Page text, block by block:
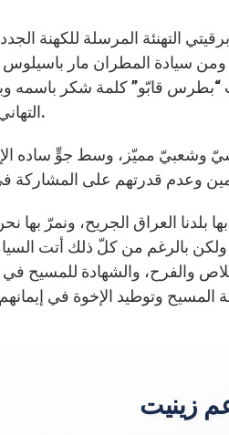
التهنئة المرسلة للكهنة
ومن سيادة المطران مار
“بطرس قابّو” كلمة شكر باسمه
التهاني والمقاسمة بفرح المناسبة في باحة الكنيسة.
مميّز، وسط جوٍّ ساده
بلدنا العراق الجريح، ونمرّ
بالرغم من كلّ ذلك أتت السيامة
والفرح، والشهادة للمسيح
زينيت